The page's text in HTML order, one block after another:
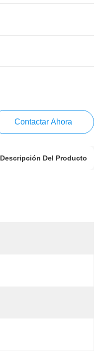
Contactar Ahora
Descripción Del Producto